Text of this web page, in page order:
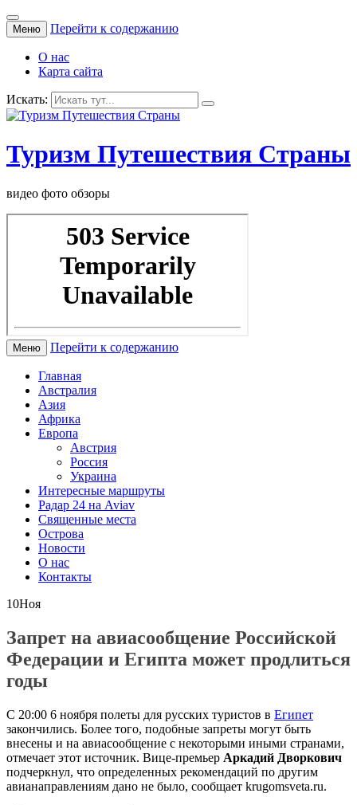
Меню Перейти к содержанию
О нас
Карта сайта
Искать:
Туризм Путешествия Страны
видео фото обзоры
Меню Перейти к содержанию
Главная
Австралия
Азия
Африка
Европа
Австрия
Россия
Украина
Интересные маршруты
Радар 24 на Aviav
Священные места
Острова
Новости
О нас
Контакты
10Ноя
Запрет на авиасообщение Российской
Федерации и Египта может продлиться
годы
С 20:00 6 ноября полеты для русских туристов в Египет
закончились. Более того, подобные запреты могут быть
внесены и на авиасообщение с некоторыми иными странами,
отмечает этот источник. Вице-премьер Аркадий Дворкович
подчеркнул, что определенных рекомендаций по другим
авианаправлениям дано не было, сообщает krugomsveta.ru.